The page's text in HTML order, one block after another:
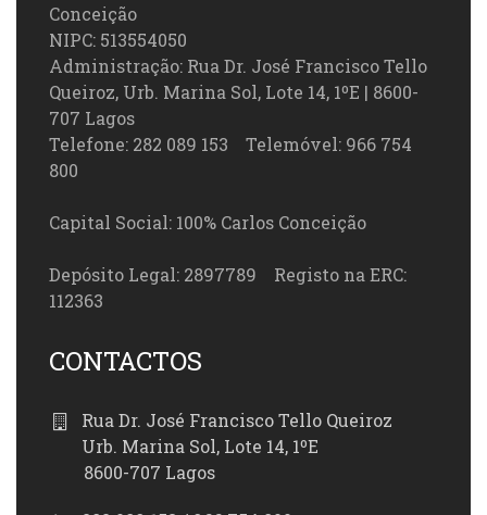
Conceição
NIPC: 513554050
Administração: Rua Dr. José Francisco Tello
Queiroz, Urb. Marina Sol, Lote 14, 1ºE | 8600-
707 Lagos
Telefone: 282 089 153 Telemóvel: 966 754
800
Capital Social: 100% Carlos Conceição
Depósito Legal: 2897789 Registo na ERC:
112363
CONTACTOS
Rua Dr. José Francisco Tello Queiroz
Urb. Marina Sol, Lote 14, 1ºE
8600-707 Lagos